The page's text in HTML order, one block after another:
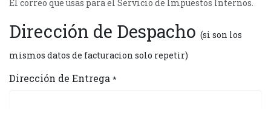
El correo que usas para el Servicio de Impuestos Internos.
Dirección de Despacho (si son los
mismos datos de facturacion solo repetir)
Dirección de Entrega *